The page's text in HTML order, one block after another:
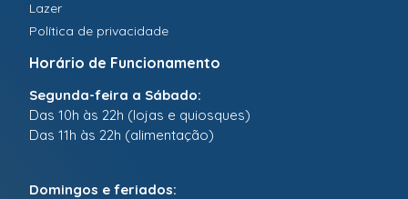
Lazer
Política de privacidade
Horário de Funcionamento
Segunda-feira a Sábado:
Das 10h às 22h (lojas e quiosques)
Das 11h às 22h (alimentação)
Domingos e feriados: